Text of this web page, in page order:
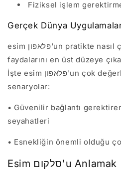
Fiziksel işlem
Gerçek Dünya
esim פלאפון'un pratikte nasıl çalıştığını anlamak,
faydalarını en üst düzeye
İşte esim פלאפון'un çok değerli olduğu yaygın
senaryolar:
• Güvenilir bağlantı
seyahatleri
• Esnekliğin önemli olduğu
Esim סלקום'u Anlamak